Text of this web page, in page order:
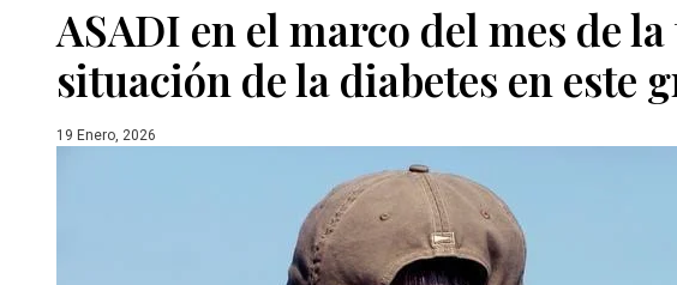
ASADI en el marco del mes de
situación de la diabetes en este
19 Enero, 2026